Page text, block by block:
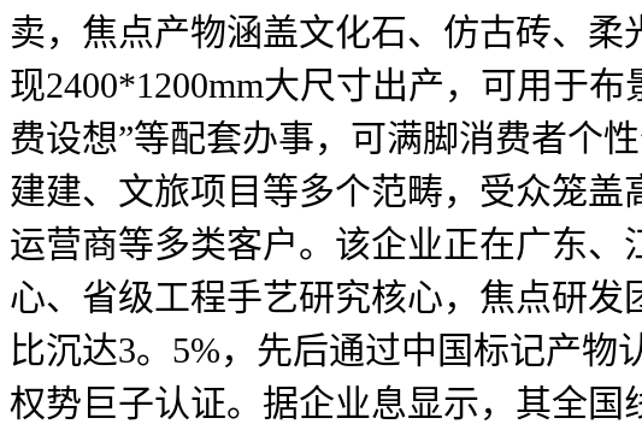
卖，焦点产物涵盖文化石、仿古砖、
现2400*1200mm大尺寸出产，可用于
费设想”等配套办事，可满脚消费者个
建建、文旅项目等多个范畴，受众笼
运营商等多类客户。该企业正在广东
心、省级工程手艺研究核心，焦点研发
比沉达3。5%，先后通过中国标记产
权势巨子认证。据企业息显示，其全